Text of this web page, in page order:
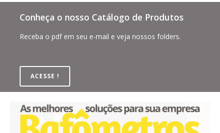
Conheça o nosso Catálogo de Produtos
Receba o pdf em seu e-mail e veja nossos folders.
ACESSE !